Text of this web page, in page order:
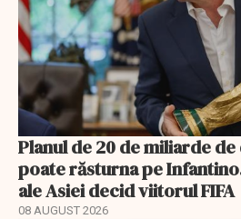
Planul de 20 de miliarde
poate răsturna pe
ale Asiei decid viitorul FIFA
08 AUGUST 2026